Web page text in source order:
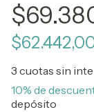
3 cuotas sin
10% de
depósito